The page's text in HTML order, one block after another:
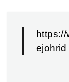
ejohrid